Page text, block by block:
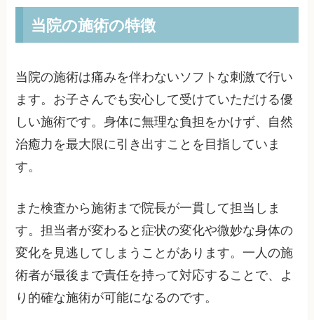
当院の施術の特徴
当院の施術は痛みを伴わないソフトな刺激で行い
ます。お子さんでも安心して受けていただける優
しい施術です。身体に無理な負担をかけず、自然
治癒力を最大限に引き出すことを目指していま
す。
また検査から施術まで院長が一貫して担当しま
す。担当者が変わると症状の変化や微妙な身体の
変化を見逃してしまうことがあります。一人の施
術者が最後まで責任を持って対応することで、よ
り的確な施術が可能になるのです。